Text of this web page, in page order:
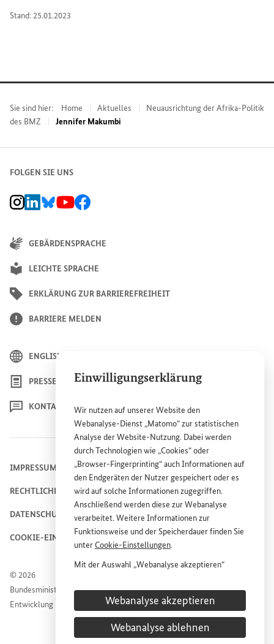
Einwilligungserklärung
Wir nutzen auf unsererWebsite den
Webanalyse-Dienst „Matomo“ zur statistischen
Analyse derWebsite-Nutzung. Dabei werden
durch Technologien wie „Cookies“ oder
„Browser-Fingerprinting“ auch Informationen auf
den Endgeräten der Nutzer gespeichert oder es
wird auf solche Informationen zugegriffen.
Anschließend werden diese zur Webanalyse
verarbeitet. Weitere Informationen zur
Funktionsweise und der Speicherdauer finden Sie
unterCookie-Einstellungen.
Mit der Auswahl „Webanalyse akzeptieren“
Dienstes „Matomo“ auf derWebsitedes
Bundesministeriums für wirtschaftliche
Entwicklung und Zusammenarbeit (BMZ) zu.
Diese Einwilligung ist freiwillig, für die Nutzung
Webanalyse akzeptieren
Webanalyse ablehnen
Stand: 25.01.2023
Sie sind hier: Home Aktuelles
Neuausrichtung der Afrika-Politik
des BMZ
Jennifer Makumbi
FOLGEN SIE UNS
BMZ Instagram-Kanal, Externer Link
BMZ LinkedIn Unternehmensseite, Externer Link
BMZ Bluesky-Seite, Externer Link
BMZ Youtube-Kanal, Externer Link
BMZ Facebook-Seite, Externer Link
GEBÄRDENSPRACHE
LEICHTE SPRACHE
ERKLÄRUNG ZUR BARRIEREFREIHEIT
BARRIERE MELDEN
ENGLISH
PRESSE
KONTAKT
© 2026
Bundesministerium für wirtschaftliche Zusammenarbeit und
Entwicklung
IMPRESSUM
RECHTLICHE HINWEISE
DATENSCHUTZHINWEIS
COOKIE-EINSTELLUNGEN